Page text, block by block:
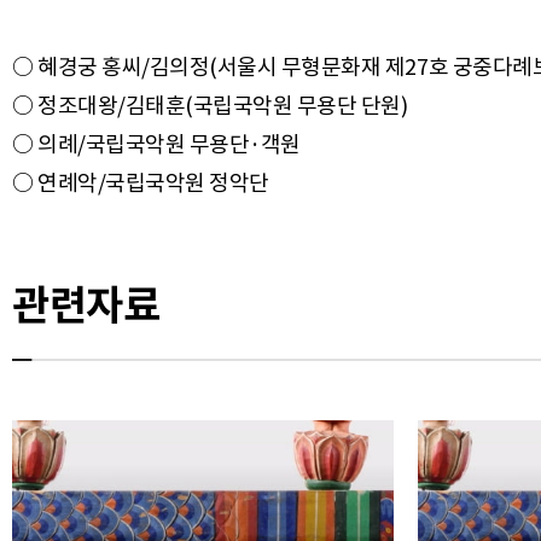
○ 혜경궁 홍씨/김의정(서울시 무형문화재 제27호 궁중다례
○ 정조대왕/김태훈(국립국악원 무용단 단원)
○ 의례/국립국악원 무용단·객원
관련자료